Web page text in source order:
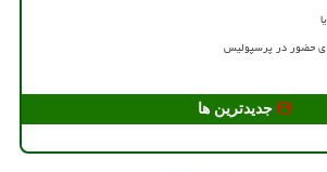
حضور در پرسپولیس
جدیدترین ها